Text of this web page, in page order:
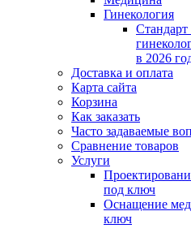
Гинекология
Стандарт
в 2026
Доставка и оплата
Карта сайта
Корзина
Как заказать
Часто задаваемые
Сравнение товаров
Услуги
под ключ
Оснащение
ключ